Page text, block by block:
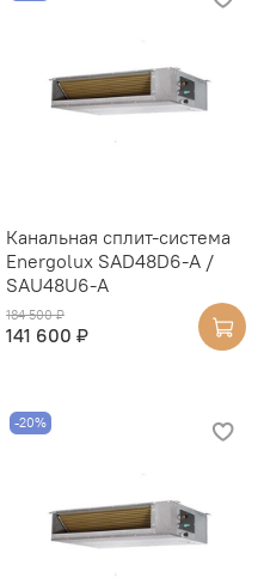
Канальная сплит-система
Energolux SAD48D6-A /
SAU48U6-A
184 500 ₽
141 600 ₽
-20%